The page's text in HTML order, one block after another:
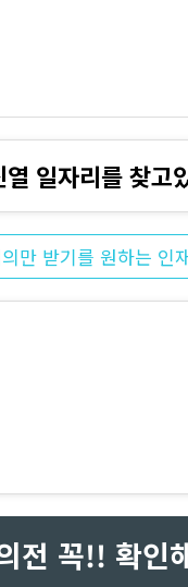
일자리를 찾고
만 받기를 원하는 인
전 꼭!! 확인